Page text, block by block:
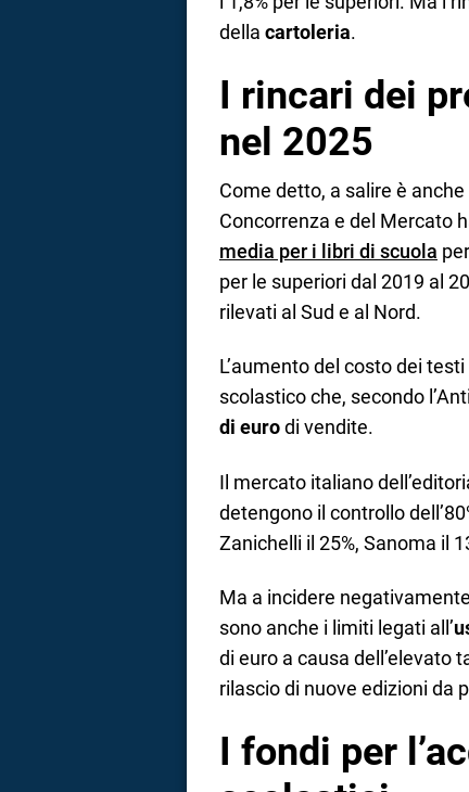
della cartoleria.
I rincari dei
nel 2025
Come detto, a salire è anche
Concorrenza e del Mercato
media per i libri di scuola
per le superiori dal 2019 al
rilevati al Sud e al Nord.
L’aumento del costo dei
scolastico che, secondo
di eurodi vendite.
Il mercato italiano
detengono il controllo
Zanichelli il 25%, Sanoma il
Ma a incidere
sono anche i limiti legati all’
di euro a causa dell’elevato
rilascio di nuove edizioni da
I fondi per